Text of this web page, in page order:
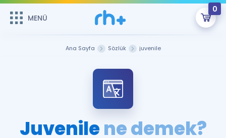
MENÜ
0
Sepetin Şu An Boş.
Remzi Hoca ile seni sınava hazırlayacak onlarca eğitim seni
bekliyor!
MENÜ
Ana Sayfa Sözlük juvenile
Juvenilene demek?